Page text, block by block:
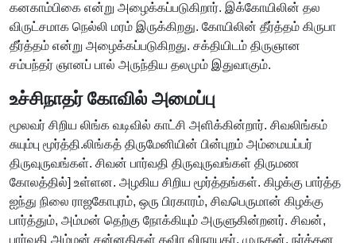
கனகாம்பிகை என்று அழைக்கப்படுகிறார். இக்கோயிலின் தல
விருட்சமாக நெல்லி மரம் இருக்கிறது. கோயிலின் தீர்த்தம் கிருபா
தீர்த்தம் என்று அழைக்கப்படுகிறது. சக்தியிடம் திருஞான
சம்பந்தர் ஞானப் பால் அருந்திய தலமும் இதுவாகும்.
உச்சிநாதர் கோவில் அமைப்பு
மூலவர் சிறிய லிங்க வடிவில் காட்சி அளிக்கின்றார். சிவலிங்கம்
சுயும்பு மூர்த்தி.லிங்கத் திருமேனியின் பின்புறம் அம்மையப்பர்
திருவுருவங்கள். சிவன் பார்வதி திருவுருவங்கள் திருமண
கோலத்தில்] உள்ளன. அழகிய சிறிய மூர்த்தங்கள். கிழக்கு பார்த்த
ஐந்து நிலை ராஜகோபுரம், ஒரு பிரகாரம், சிவபெருமான் கிழக்கு
பார்த்தும், அம்மன் தெற்கு நோக்கியும் அருளுகின்றனர். சிவன்,
பார்வதி அம்மன் சன்னதிகள் தவிர விநாயகர், முருகன், நர்த்தன